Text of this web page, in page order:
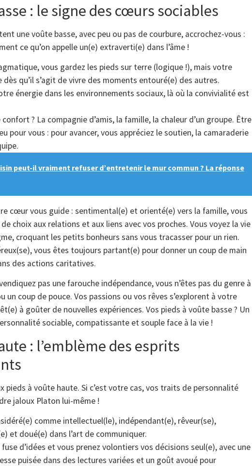
: le signe des cœurs sociables
une voûte basse, avec peu ou pas de courbure, accrochez-vous :
ce qu’on appelle un(e) extraverti(e) dans l’âme !
vous gardez les pieds sur terre (logique !), mais votre
dès qu’il s’agit de vivre des moments entouré(e) des autres.
énergie dans les environnements sociaux, là où la convivialité est
? La compagnie d’amis, la famille, la chaleur d’un groupe. Être
pour vous : pour avancer, vous appréciez le soutien, la camaraderie
peut-il vraiment refuser d’entretenir le mur commun ? La réponse
cœur vous guide : sentimental(e) et orienté(e) vers la famille, vous
choix aux relations et aux liens avec vos proches. Vous voyez la vie
croquant les petits bonheurs sans vous tracasser pour un rien.
vous êtes toujours partant(e) pour donner un coup de main
des actions caritatives.
pas une farouche indépendance, vous n’êtes pas du genre à
un coup de pouce. Vos passions ou vos rêves s’explorent à votre
à goûter de nouvelles expériences. Vos pieds à voûte basse ? Un
sociable, compatissante et souple face à la vie !
: l’emblème des esprits
pieds à voûte haute. Si c’est votre cas, vos traits de personnalité
jaloux Platon lui-même !
comme intellectuel(le), indépendant(e), rêveur(se),
et doué(e) dans l’art de communiquer.
d’idées et vous prenez volontiers vos décisions seul(e), avec une
puisée dans des lectures variées et un goût avoué pour